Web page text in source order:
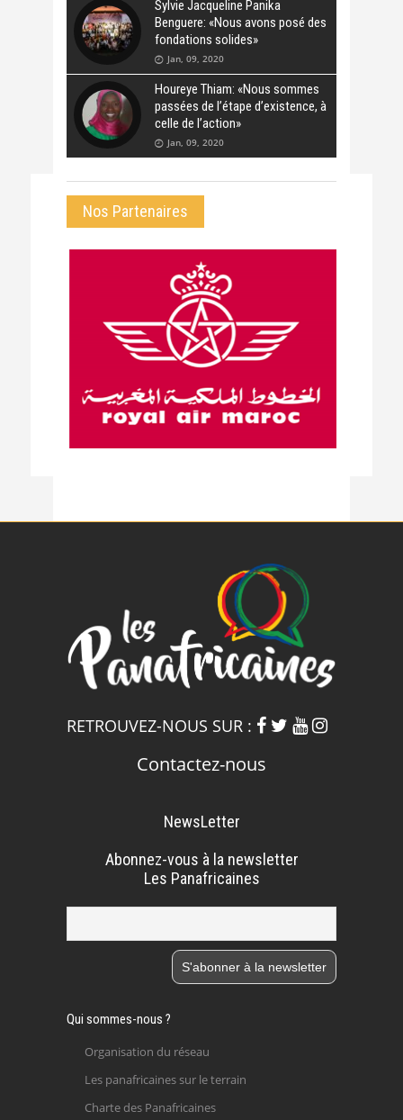
Sylvie Jacqueline Panika
Benguere: «Nous avons posé des
fondations solides»
Jan, 09, 2020
Houreye Thiam: «Nous sommes
passées de l’étape d’existence, à
celle de l’action»
Jan, 09, 2020
Nos Partenaires
RETROUVEZ-NOUS SUR :
Contactez-nous
NewsLetter
Abonnez-vous à la newsletter
Les Panafricaines
Qui sommes-nous ?
Organisation du réseau
Les panafricaines sur le terrain
Charte des Panafricaines